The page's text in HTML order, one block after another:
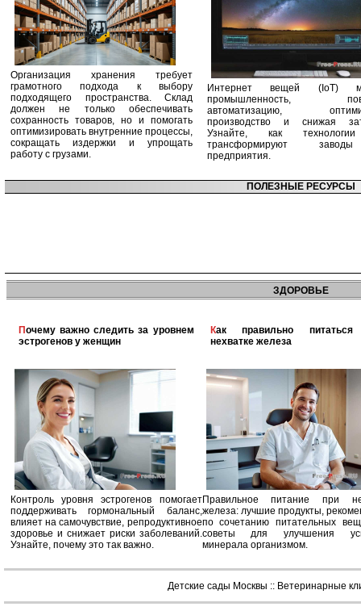
Организация хранения требует
грамотного подхода к выбору
подходящего пространства. Склад
должен не только обеспечивать
сохранность товаров, но и помогать
оптимизировать внутренние процессы,
сокращать издержки и упрощать
работу с грузами.
Интернет вещей (IoT)
промышленность,
автоматизацию,
производство и снижая
Узнайте, как
трансформируют
предприятия.
ПОЛЕЗНЫЕ РЕСУРСЫ
ЗДОРОВЬЕ
Почему важно следить за уровнем
эстрогенов у женщин
Контроль уровня эстрогенов помогает
поддерживать гормональный баланс,
влияет на самочувствие, репродуктивное
здоровье и снижает риски заболеваний.
Узнайте, почему это так важно.
Как правильно питаться при
нехватке железа
Правильное питание при
железа: лучшие продукты,
по сочетанию питательных
советы для улучшения
минерала организмом.
Детские сады Москвы :: Ветеринарные